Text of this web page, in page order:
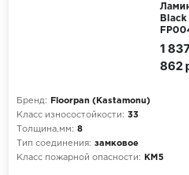
Бренд:
Floorpan (Kastamonu)
Класс износостойкости: 33
Толщина,мм: 8
Тип соединения: замковое
Класс пожарной опасности:
КМ5
862
1